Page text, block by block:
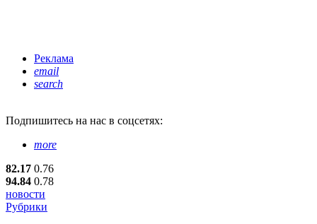
Реклама
email
search
Подпишитесь на нас в соцсетях:
more
82.17 0.76
94.84 0.78
новости
Рубрики